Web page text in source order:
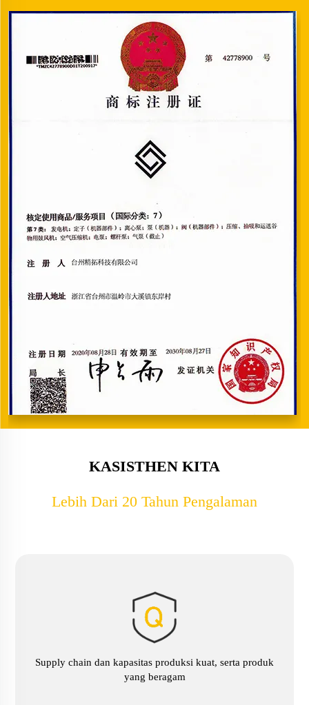
KASISTHEN KITA
Lebih Dari 20 Tahun Pengalaman
Supply chain dan kapasitas produksi kuat, serta produk
yang beragam